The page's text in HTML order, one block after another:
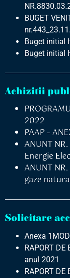
BUGET
Buget initial
Buget initial
Achizitii
2022
PAAP –
ANUNT
Energie
ANUNT
gaze
Solicitare
Anexa
RAPORT
anul 2021
RAPORT